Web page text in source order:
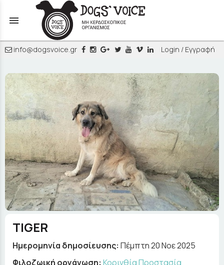
menu
info@dogsvoice.gr Login / Εγγραφή
TIGER
Ημερομηνία δημοσίευσης: Πέμπτη 20 Νοε 2025
Φιλοζωική οργάνωση: Κορινθία Προστασία